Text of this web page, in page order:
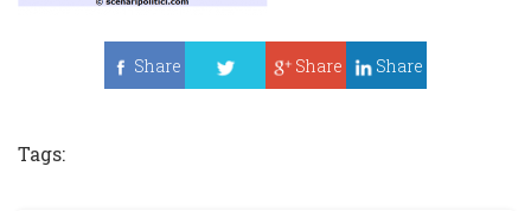
Share
Share Share
Tags: